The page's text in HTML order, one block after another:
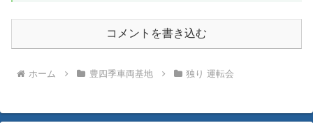
コメントを書き込む
ホーム 豊四季車両基地 独り 運転会